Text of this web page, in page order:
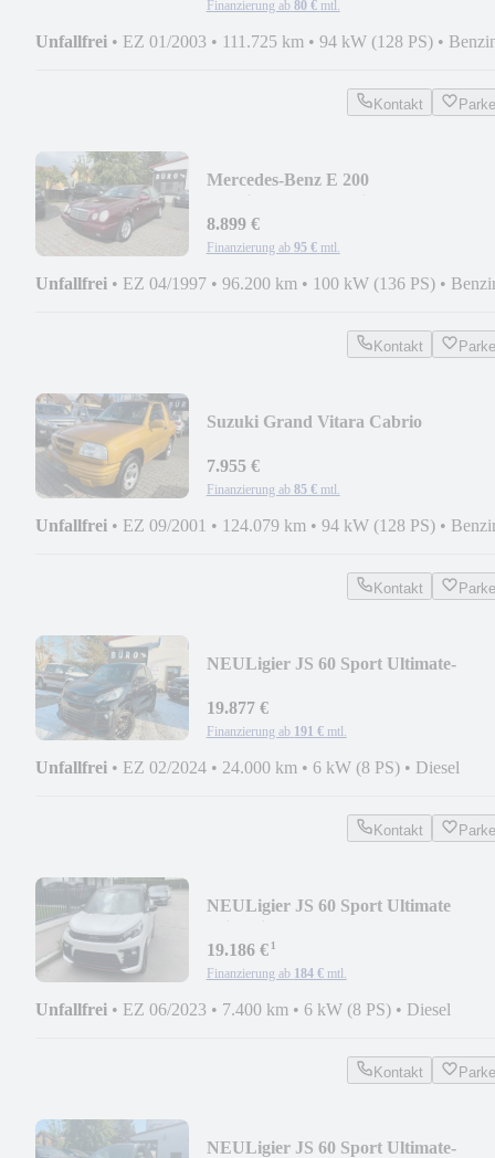
Finanzierung ab 80 € mtl.
Unfallfrei • EZ 01/2003 • 111.725 km • 94 kW (128 PS) •
Kontakt
Mercedes-Benz E 200
8.899 €
Finanzierung ab 95 € mtl.
Unfallfrei • EZ 04/1997 • 96.200 km • 100 kW (136 PS) •
Kontakt
Suzuki Grand Vitara Cabrio
7.955 €
Finanzierung ab 85 € mtl.
Unfallfrei • EZ 09/2001 • 124.079 km • 94 kW (128 PS) •
Kontakt
NEULigier JS 60 Sport Ultimate-
19.877 €
Finanzierung ab 191 € mtl.
Unfallfrei • EZ 02/2024 • 24.000 km • 6 kW (8 PS) • Diesel
Kontakt
NEULigier JS 60 Sport Ultimate
19.186 €¹
Finanzierung ab 184 € mtl.
Unfallfrei • EZ 06/2023 • 7.400 km • 6 kW (8 PS) • Diesel
Kontakt
NEULigier JS 60 Sport Ultimate-